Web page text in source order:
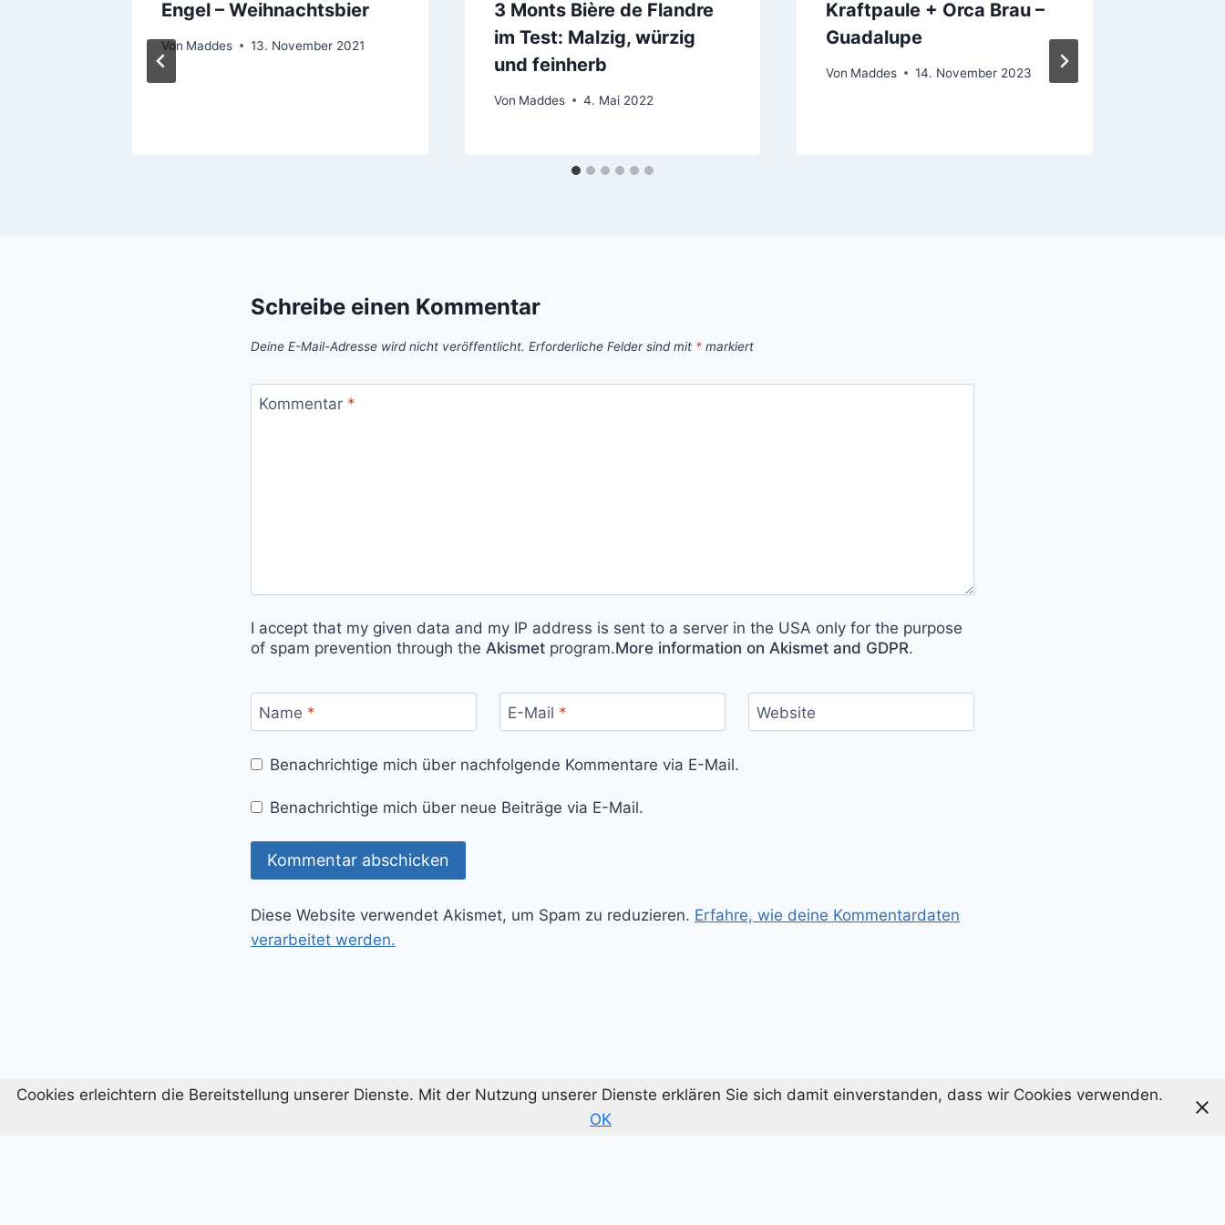
Engel – Weihnachtsbier
Von Maddes 13. November 2021
3 Monts Bière de Flandre
im Test: Malzig, würzig
und feinherb
Von Maddes 4. Mai 2022
Kraftpaule + Orca Brau –
Guadalupe
Von Maddes 14. November 2023
Schreibe einen Kommentar
Deine E-Mail-Adresse wird nicht veröffentlicht. Erforderliche Felder sind mit * markiert
Kommentar *
I accept that my given data and my IP address is sent to a server in the USA only for the purpose
of spam prevention through the Akismet program.More information on Akismet and GDPR.
Name * E-Mail * Website
Benachrichtige mich über nachfolgende Kommentare via E-Mail.
Benachrichtige mich über neue Beiträge via E-Mail.
Diese Website verwendet Akismet, um Spam zu reduzieren. Erfahre, wie deine Kommentardaten
verarbeitet werden.
Cookies erleichtern die Bereitstellung unserer Dienste. Mit der Nutzung unserer Dienste erklären Sie sich damit einverstanden, dass wir Cookies verwenden.
OK